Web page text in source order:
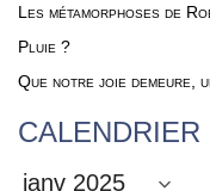
Les métamorphoses de
Pluie ?
Que notre joie demeure,
CALENDRIER